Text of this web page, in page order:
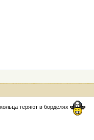
теряют в борделях